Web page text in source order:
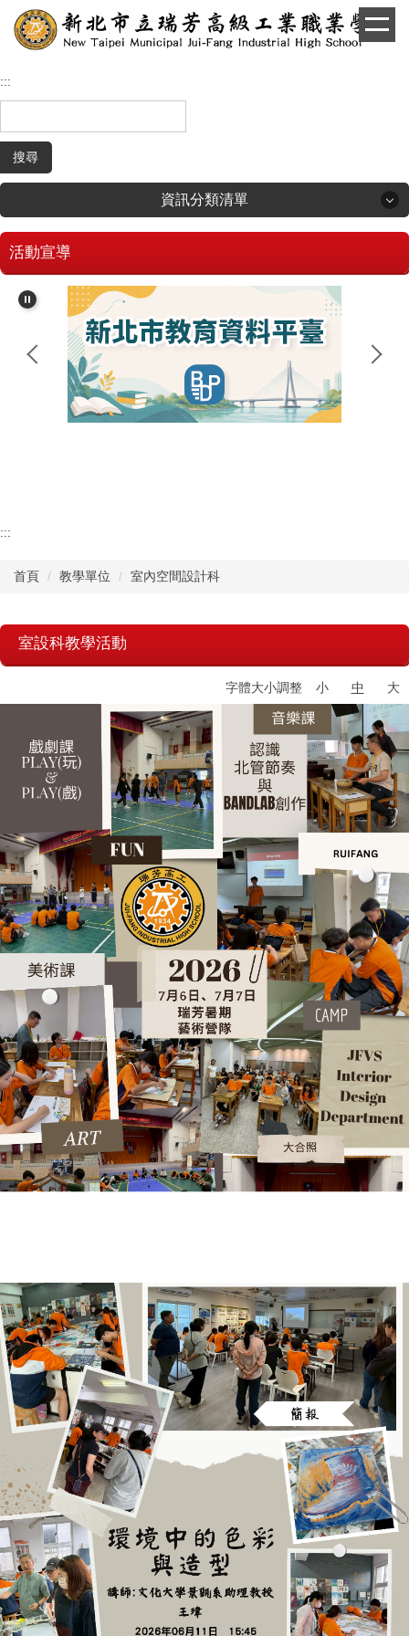
跳
到
內
:::
搜尋
資訊分類清單
回首頁
學生和家長專區
招生專區
校長簡介
其他單位
學校章則
請購系統
活動宣導
:::
首頁 教學單位 室內空間設計科
室設科教學活動
字體大小調整 小 中 大